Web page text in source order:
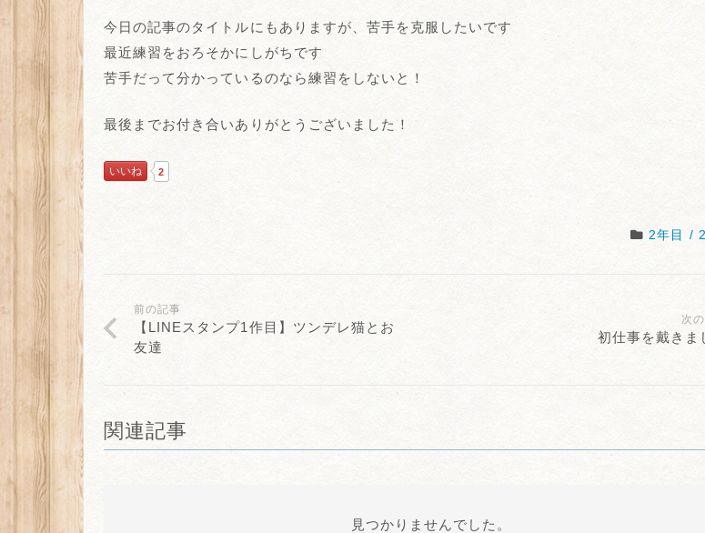
今日の記事のタイトルにもありますが、苦手を克服したいです
最近練習をおろそかにしがちです
苦手だって分かっているのなら練習をしないと！
最後までお付き合いありがとうございました！
いいね 2
2年目 /
前の記事
【LINEスタンプ1作目】ツンデレ猫とお
友達
次
初仕事を戴きま
関連記事
見つかりませんでした。